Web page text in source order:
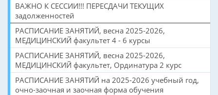
ВАЖНО К СЕССИИ!!! ПЕРЕСДАЧИ ТЕКУЩИХ
задолженностей
РАСПИСАНИЕ ЗАНЯТИЙ, весна 2025-2026,
МЕДИЦИНСКИЙ факультет 4 - 6 курсы
РАСПИСАНИЕ ЗАНЯТИЙ, весна 2025-2026,
МЕДИЦИНСКИЙ факультет, Ординатура 2 курс
РАСПИСАНИЕ ЗАНЯТИЙ на 2025-2026 учебный год,
очно-заочная и заочная форма обучения